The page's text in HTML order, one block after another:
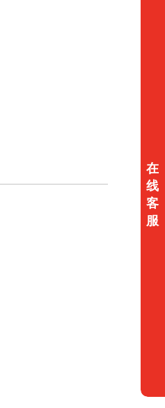
在
线
客
服